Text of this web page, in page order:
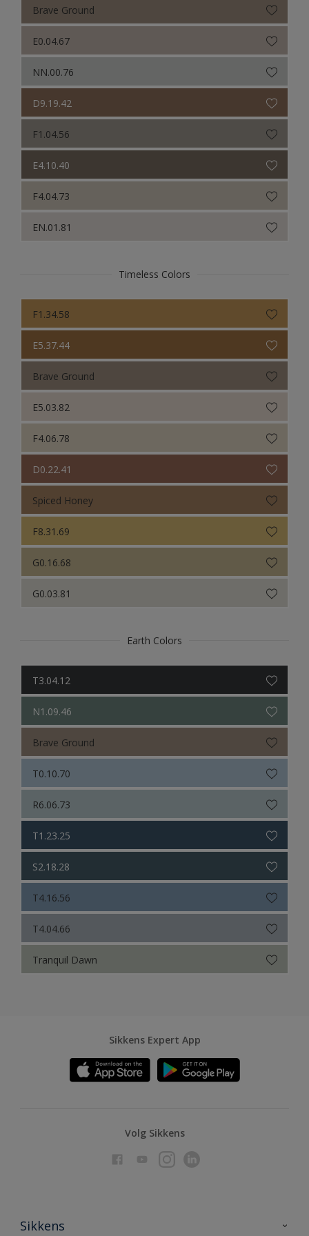
Brave Ground
E0.04.67
NN.00.76
D9.19.42
F1.04.56
E4.10.40
F4.04.73
EN.01.81
Timeless Colors
F1.34.58
E5.37.44
Brave Ground
E5.03.82
F4.06.78
D0.22.41
Spiced Honey
F8.31.69
G0.16.68
G0.03.81
Earth Colors
T3.04.12
N1.09.46
Brave Ground
T0.10.70
R6.06.73
T1.23.25
S2.18.28
T4.16.56
T4.04.66
Tranquil Dawn
Sikkens Expert App
Volg Sikkens
Sikkens